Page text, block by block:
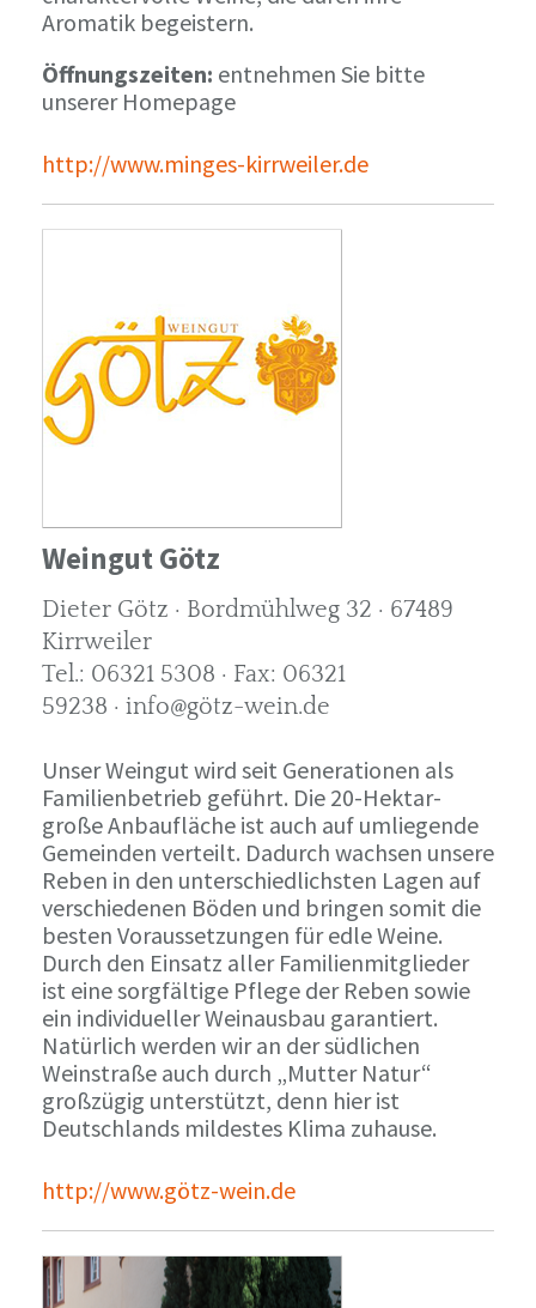
Aromatik begeistern.
Öffnungszeiten: entnehmen Sie bitte
unserer Homepage
http://www.minges-kirrweiler.de
Weingut Götz
Dieter Götz · Bordmühlweg 32 · 67489
Kirrweiler
Tel.: 06321 5308 · Fax: 06321
59238 · info@götz-wein.de
Unser Weingut wird seit Generationen als
Familienbetrieb geführt. Die 20-Hektar-
große Anbaufläche ist auch auf umliegende
Gemeinden verteilt. Dadurch wachsen unsere
Reben in den unterschiedlichsten Lagen auf
verschiedenen Böden und bringen somit die
besten Voraussetzungen für edle Weine.
Durch den Einsatz aller Familienmitglieder
ist eine sorgfältige Pflege der Reben sowie
ein individueller Weinausbau garantiert.
Natürlich werden wir an der südlichen
Weinstraße auch durch „Mutter Natur“
großzügig unterstützt, denn hier ist
Deutschlands mildestes Klima zuhause.
http://www.götz-wein.de